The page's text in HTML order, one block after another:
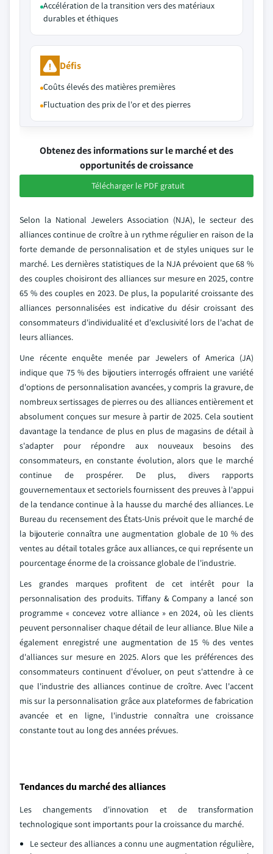
Accélération de la transition vers des matériaux
durables et éthiques
Défis
Coûts élevés des matières premières
Fluctuation des prix de l'or et des pierres
Obtenez des informations sur le marché et des
opportunités de croissance
Télécharger le PDF gratuit
Selon la National Jewelers Association (NJA), le secteur des
alliances continue de croître à un rythme régulier en raison de la
forte demande de personnalisation et de styles uniques sur le
marché. Les dernières statistiques de la NJA prévoient que 68 %
des couples choisiront des alliances sur mesure en 2025, contre
65 % des couples en 2023. De plus, la popularité croissante des
alliances personnalisées est indicative du désir croissant des
consommateurs d'individualité et d'exclusivité lors de l'achat de
leurs alliances.
Une récente enquête menée par Jewelers of America (JA)
indique que 75 % des bijoutiers interrogés offraient une variété
d'options de personnalisation avancées, y compris la gravure, de
nombreux sertissages de pierres ou des alliances entièrement et
absolument conçues sur mesure à partir de 2025. Cela soutient
davantage la tendance de plus en plus de magasins de détail à
s'adapter pour répondre aux nouveaux besoins des
consommateurs, en constante évolution, alors que le marché
continue de prospérer. De plus, divers rapports
gouvernementaux et sectoriels fournissent des preuves à l'appui
de la tendance continue à la hausse du marché des alliances. Le
Bureau du recensement des États-Unis prévoit que le marché de
la bijouterie connaîtra une augmentation globale de 10 % des
ventes au détail totales grâce aux alliances, ce qui représente un
pourcentage énorme de la croissance globale de l'industrie.
Les grandes marques profitent de cet intérêt pour la
personnalisation des produits. Tiffany & Company a lancé son
programme « concevez votre alliance » en 2024, où les clients
peuvent personnaliser chaque détail de leur alliance. Blue Nile a
également enregistré une augmentation de 15 % des ventes
d'alliances sur mesure en 2025. Alors que les préférences des
consommateurs continuent d'évoluer, on peut s'attendre à ce
que l'industrie des alliances continue de croître. Avec l'accent
mis sur la personnalisation grâce aux plateformes de fabrication
avancée et en ligne, l'industrie connaîtra une croissance
constante tout au long des années prévues.
Tendances du marché des alliances
Les changements d'innovation et de transformation
technologique sont importants pour la croissance du marché.
Le secteur des alliances a connu une augmentation régulière,